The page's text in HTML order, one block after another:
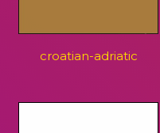
croatian-adriatic